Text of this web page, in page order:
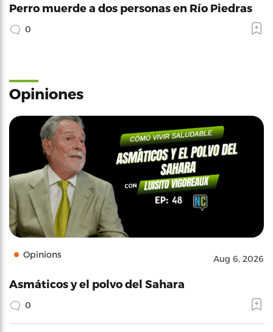
Perro muerde a dos personas en Río Piedras
0
Opiniones
Opinions Aug 6, 2026
Asmáticos y el polvo del Sahara
0